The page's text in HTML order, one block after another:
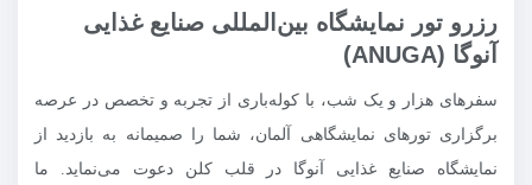
رزرو تور نمایشگاه بین‌المللی صنایع غذایی
آنوگا (ANUGA)
سفرهای هزار و یک شب، با کوله‌باری از تجربه و تخصص در عرصه
برگزاری تورهای نمایشگاهی آلمان، شما را صمیمانه به بازدید از
نمایشگاه صنایع غذایی آنوگا در قلب کلن دعوت می‌نماید. ما